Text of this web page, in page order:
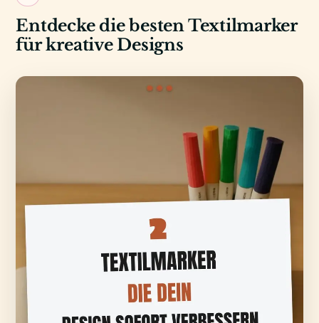
Entdecke die besten Textilmarker
für kreative Designs